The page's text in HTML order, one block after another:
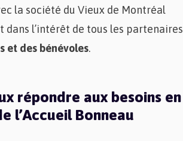
la société du Vieux de Montréal
dans l’intérêt de tous les partenaires
et des bénévoles.
répondre aux besoins en
l’Accueil Bonneau